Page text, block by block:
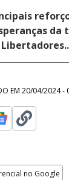
da
EM 20/04/2024 -
no Google